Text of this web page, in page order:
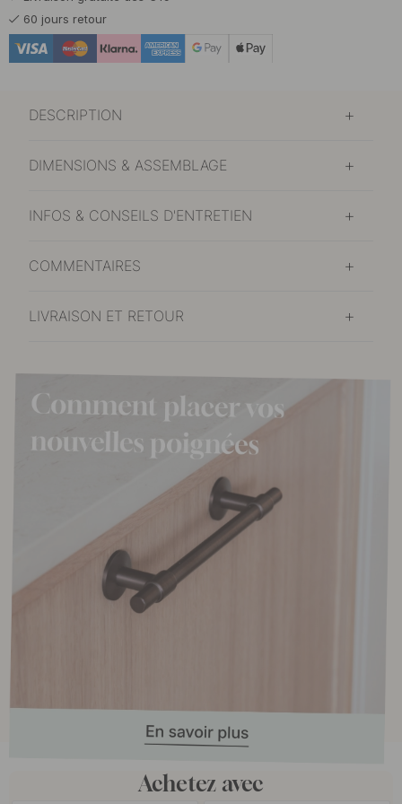
60 jours retour
DESCRIPTION
DIMENSIONS & ASSEMBLAGE
INFOS & CONSEILS D'ENTRETIEN
COMMENTAIRES
LIVRAISON ET RETOUR
Achetez avec